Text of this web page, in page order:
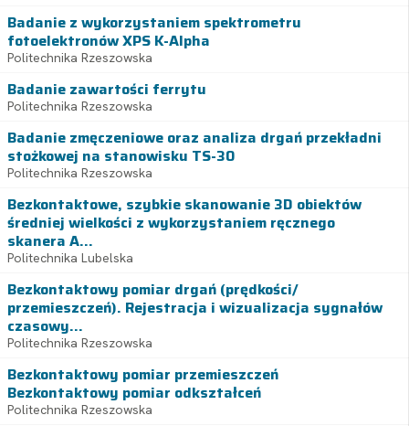
Badanie z wykorzystaniem spektrometru
fotoelektronów XPS K-Alpha
Politechnika Rzeszowska
Badanie zawartości ferrytu
Politechnika Rzeszowska
Badanie zmęczeniowe oraz analiza drgań przekładni
stożkowej na stanowisku TS-30
Politechnika Rzeszowska
Bezkontaktowe, szybkie skanowanie 3D obiektów
średniej wielkości z wykorzystaniem ręcznego
skanera A...
Politechnika Lubelska
Bezkontaktowy pomiar drgań (prędkości/
przemieszczeń). Rejestracja i wizualizacja sygnałów
czasowy...
Politechnika Rzeszowska
Bezkontaktowy pomiar przemieszczeń
Bezkontaktowy pomiar odkształceń
Politechnika Rzeszowska